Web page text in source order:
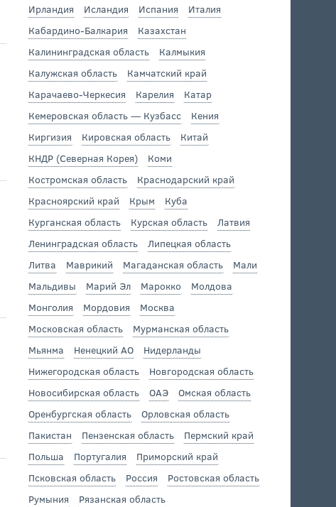
Ирландия
Исландия Испания
Италия
Кабардино-Балкария
Казахстан
Калининградская область
Калмыкия
Калужская область
Камчатский край
Карачаево-Черкесия
Карелия
Катар
Кемеровская область — Кузбасс
Кения
Киргизия
Кировская область
Китай
КНДР (Северная Корея)
Коми
Костромская область
Краснодарский край
Красноярский край
Крым
Куба
Курганская область
Курская область
Латвия
Ленинградская область
Липецкая область
Литва
Маврикий Магаданская область
Мали
Мальдивы
Марий Эл Марокко
Молдова
Монголия
Мордовия
Москва
Московская область
Мурманская область
Мьянма
Ненецкий АО
Нидерланды
Нижегородская область
Новгородская область
Новосибирская область
ОАЭ
Омская область
Оренбургская область
Орловская область
Пакистан
Пензенская область
Пермский край
Польша
Португалия
Приморский край
Псковская область
Россия
Ростовская область
Румыния
Рязанская область